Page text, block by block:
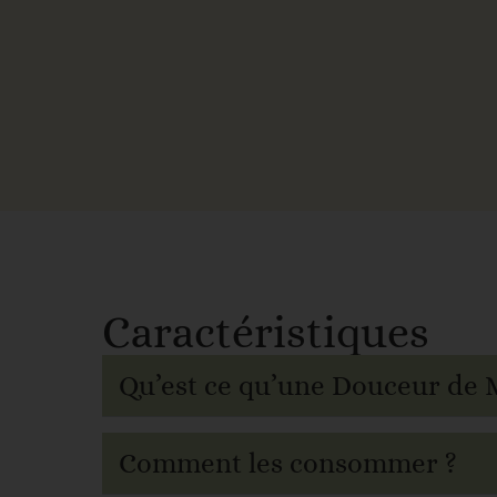
Caractéristiques
Qu’est ce qu’une Douceur de
Comment les consommer ?